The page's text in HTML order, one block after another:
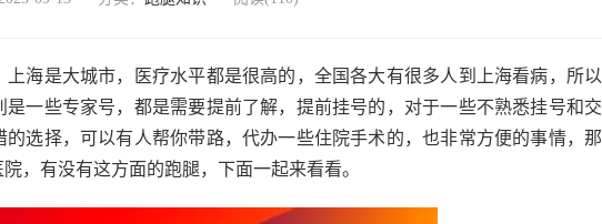
上海是大城市，医疗水平都是很高的，全国各大有很多人到上海看病，所以
一些专家号，都是需要提前了解，提前挂号的，对于一些不熟悉挂号和交
选择，可以有人帮你带路，代办一些住院手术的，也非常方便的事情，那
，有没有这方面的跑腿，下面一起来看看。